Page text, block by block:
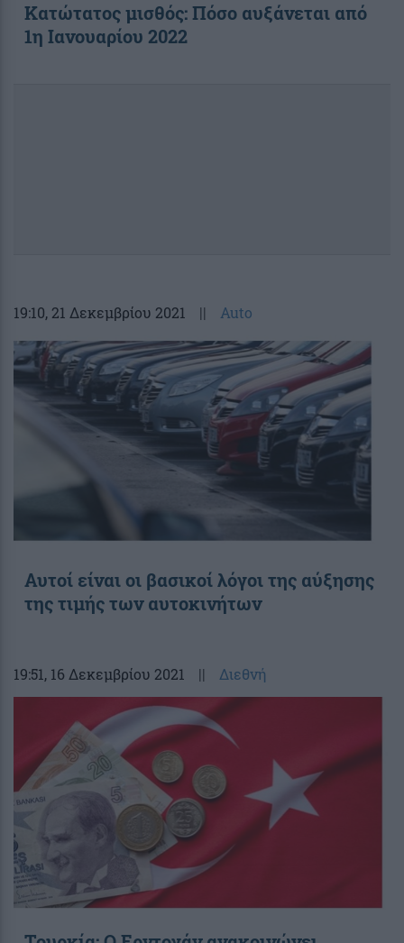
Κατώτατος μισθός: Πόσο αυξάνεται από
1η Ιανουαρίου 2022
19:10, 21 Δεκεμβρίου 2021 || Auto
Αυτοί είναι οι βασικοί λόγοι της αύξησης
της τιμής των αυτοκινήτων
19:51, 16 Δεκεμβρίου 2021 || Διεθνή